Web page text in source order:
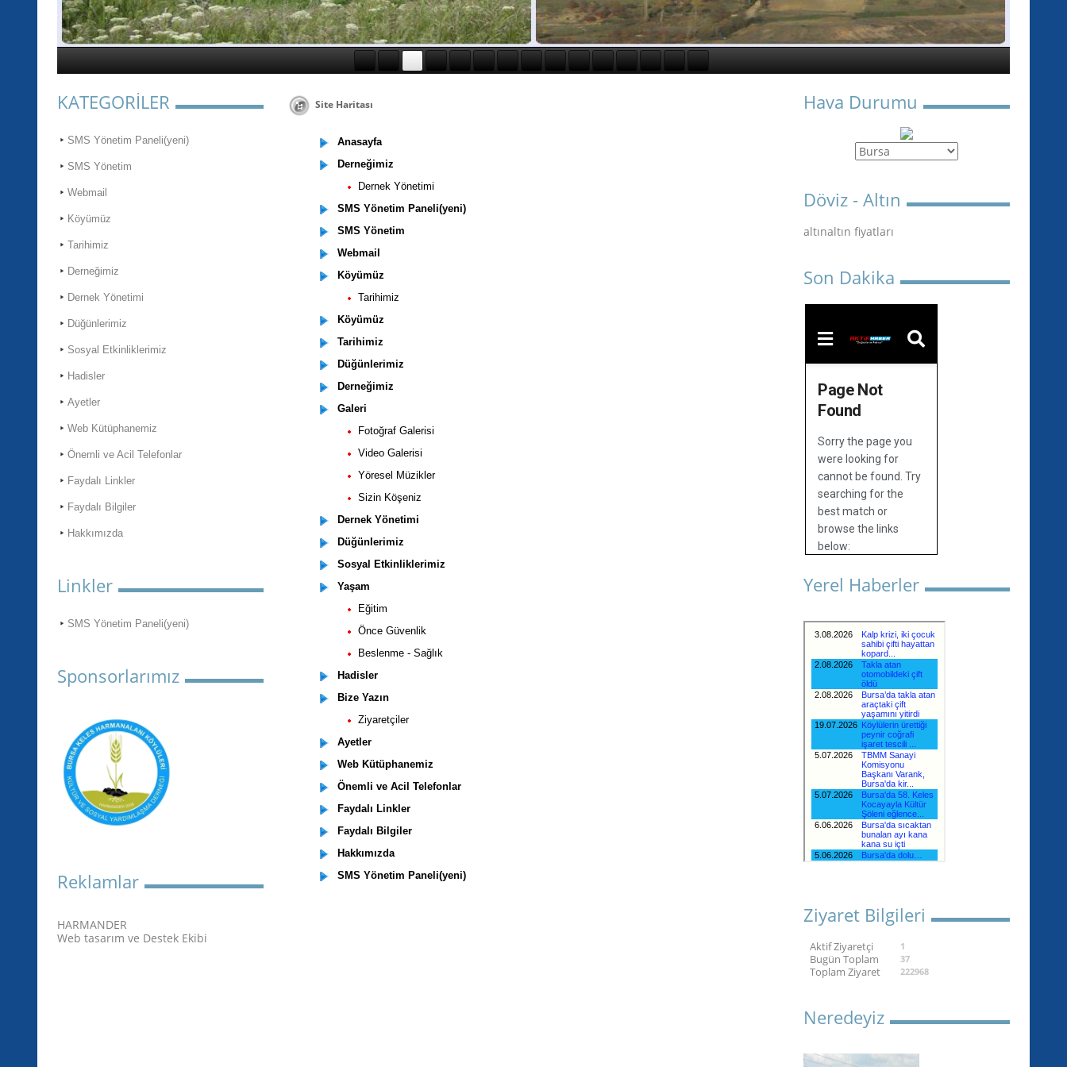
KATEGORİLER
SMS Yönetim Paneli(yeni)
SMS Yönetim
Webmail
Köyümüz
Tarihimiz
Derneğimiz
Dernek Yönetimi
Düğünlerimiz
Sosyal Etkinliklerimiz
Hadisler
Ayetler
Web Kütüphanemiz
Önemli ve Acil Telefonlar
Faydalı Linkler
Faydalı Bilgiler
Hakkımızda
Linkler
SMS Yönetim Paneli(yeni)
Sponsorlarımız
Reklamlar
HARMANDER
Web tasarım ve Destek Ekibi
Site Haritası
Anasayfa
Derneğimiz
Dernek Yönetimi
SMS Yönetim Paneli(yeni)
SMS Yönetim
Webmail
Köyümüz
Tarihimiz
Köyümüz
Tarihimiz
Düğünlerimiz
Derneğimiz
Galeri
Fotoğraf Galerisi
Video Galerisi
Yöresel Müzikler
Sizin Köşeniz
Dernek Yönetimi
Düğünlerimiz
Sosyal Etkinliklerimiz
Yaşam
Eğitim
Önce Güvenlik
Beslenme - Sağlık
Hadisler
Bize Yazın
Ziyaretçiler
Ayetler
Web Kütüphanemiz
Önemli ve Acil Telefonlar
Faydalı Linkler
Faydalı Bilgiler
Hakkımızda
SMS Yönetim Paneli(yeni)
Hava Durumu
Döviz - Altın
altınaltın fiyatları
Son Dakika
Yerel Haberler
Ziyaret Bilgileri
Aktif Ziyaretçi 1
Bugün Toplam 37
Toplam Ziyaret 222968
Neredeyiz